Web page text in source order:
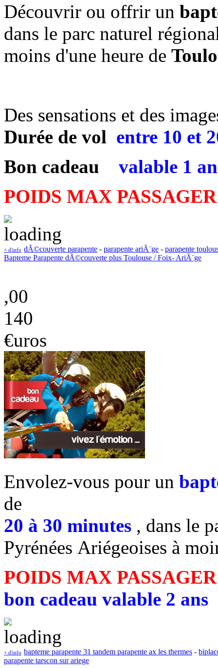
Découvrir ou offrir un
dans le parc naturel
moins d'une heure de
Des sensations et des
Durée de vol entre 10 et
Bon cadeau valable 1 an
POIDS MAX
+ d'info dÃ©couverte parapente - parapente ariÃ¨ge - parapente
Bapteme Parapente dÃ©couverte plus Toulouse / Foix- AriÃ¨ge
,00
140
€uros
Envolez-vous pour un
de
20 à 30 minutes , dans le
Pyrénées Ariégeoises à
POIDS MAX
bon cadeau valable 2 ans
+ d'info bapteme parapente 31 tandem parapente ax les thermes -
parapente tarscon sur ariege